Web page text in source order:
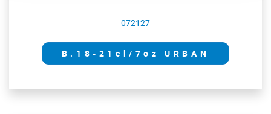
072127
B.18-21cl/7oz URBAN